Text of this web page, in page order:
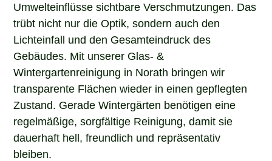
Umwelteinflüsse sichtbare Verschmutzungen. Das
trübt nicht nur die Optik, sondern auch den
Lichteinfall und den Gesamteindruck des
Gebäudes. Mit unserer Glas- &
Wintergartenreinigung in Norath bringen wir
transparente Flächen wieder in einen gepflegten
Zustand. Gerade Wintergärten benötigen eine
regelmäßige, sorgfältige Reinigung, damit sie
dauerhaft hell, freundlich und repräsentativ
bleiben.